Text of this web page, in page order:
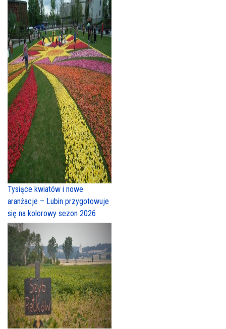
Tysiące kwiatów i nowe
aranżacje – Lubin przygotowuje
się na kolorowy sezon 2026